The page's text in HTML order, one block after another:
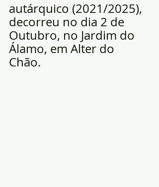
autárquico (2021/2025),
decorreu no dia 2 de
Outubro, no Jardim do
Álamo, em Alter do
Chão.